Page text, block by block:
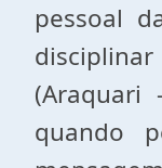
pessoal
(Araquari
quando